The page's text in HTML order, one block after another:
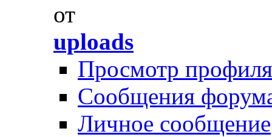
от
uploads
Просмотр профиля
Сообщения
Личное сообщение